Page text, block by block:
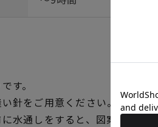
す。
針をご用意ください。
水通しをすると、図案の線が